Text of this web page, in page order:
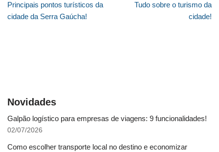
Principais pontos turísticos da
cidade da Serra Gaúcha!
Tudo sobre o turismo da
cidade!
Novidades
Galpão logístico para empresas de viagens: 9 funcionalidades!
02/07/2026
Como escolher transporte local no destino e economizar